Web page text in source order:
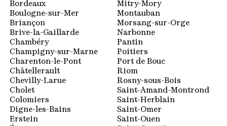
Bordeaux
Boulogne-sur-Mer
Briançon
Brive-la-Gaillarde
Chambéry
Champigny-sur-Marne
Charenton-le-Pont
Châtellerault
Chevilly-Larue
Cholet
Colomiers
Digne-les-Bains
Erstein
Mitry-Mory
Montauban
Morsang-sur-Orge
Narbonne
Pantin
Poitiers
Port de Bouc
Riom
Rosny-sous-Bois
Saint-Amand-Montrond
Saint-Herblain
Saint-Omer
Saint-Ouen